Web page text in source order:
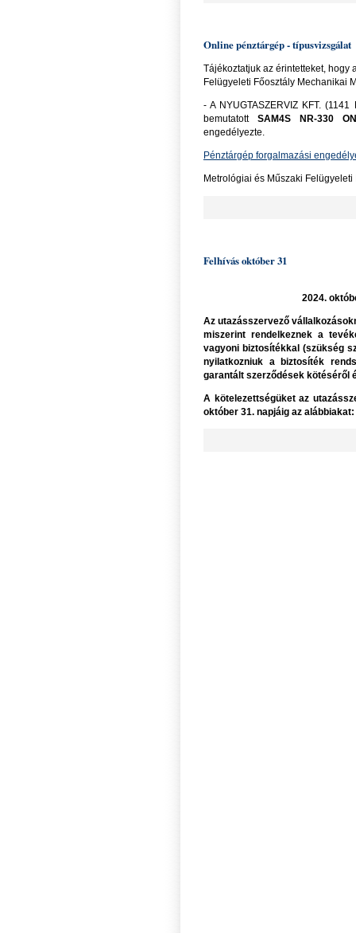
Online pénztárgép - típusvizsgálat
Tájékoztatjuk az érintetteket, hogy
Felügyeleti Főosztály Mechanikai
- A NYUGTASZERVIZ KFT.
bemutatott SAM4S NR-330
engedélyezte.
Pénztárgép forgalmazási
Metrológiai és Műszaki Felügyeleti
Felhívás október 31
2024.
Az utazásszervező
miszerint rendelkeznek a
vagyoni biztosítékkal (szükség
nyilatkozniuk a biztosíték
garantált szerződések kötéséről
A kötelezettségüket az
október 31. napjáig az alábbiakat: